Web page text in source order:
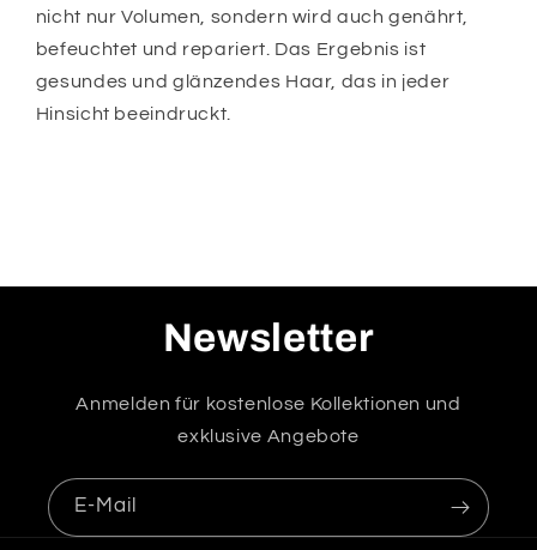
nicht nur Volumen, sondern wird auch genährt,
befeuchtet und repariert. Das Ergebnis ist
gesundes und glänzendes Haar, das in jeder
Hinsicht beeindruckt.
Newsletter
Anmelden für kostenlose Kollektionen und
exklusive Angebote
E-Mail